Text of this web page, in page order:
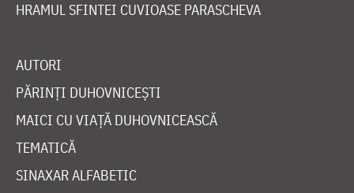
HRAMUL SFINTEI CUVIOASE PARASCHEVA
AUTORI
PĂRINȚI DUHOVNICEȘTI
MAICI CU VIAȚĂ DUHOVNICEASCĂ
TEMATICĂ
SINAXAR ALFABETIC